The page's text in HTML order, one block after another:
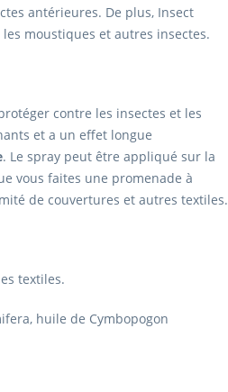
antérieures. De plus, Insect
moustiques et autres insectes.
contre les insectes et les
et a un effet longue
. Le spray peut être appliqué sur la
vous faites une promenade à
de couvertures et autres textiles.
textiles.
huile de Cymbopogon